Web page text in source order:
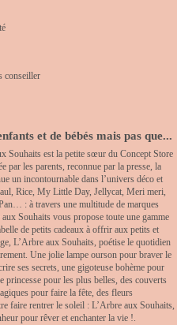
conseiller
et de bébés mais pas que...
Souhaits est la petite sœur du Concept Store
par les parents, reconnue par la presse, la
un incontournable dans l’univers déco et
Rice, My Little Day, Jellycat, Meri meri,
: à travers une multitude de marques
Souhaits vous propose toute une gamme
de petits cadeaux à offrir aux petits et
L’Arbre aux Souhaits, poétise le quotidien
Une jolie lampe ourson pour braver le
ses secrets, une gigoteuse bohème pour
princesse pour les plus belles, des couverts
pour faire la fête, des fleurs
faire rentrer le soleil : L’Arbre aux Souhaits,
pour rêver et enchanter la vie !.